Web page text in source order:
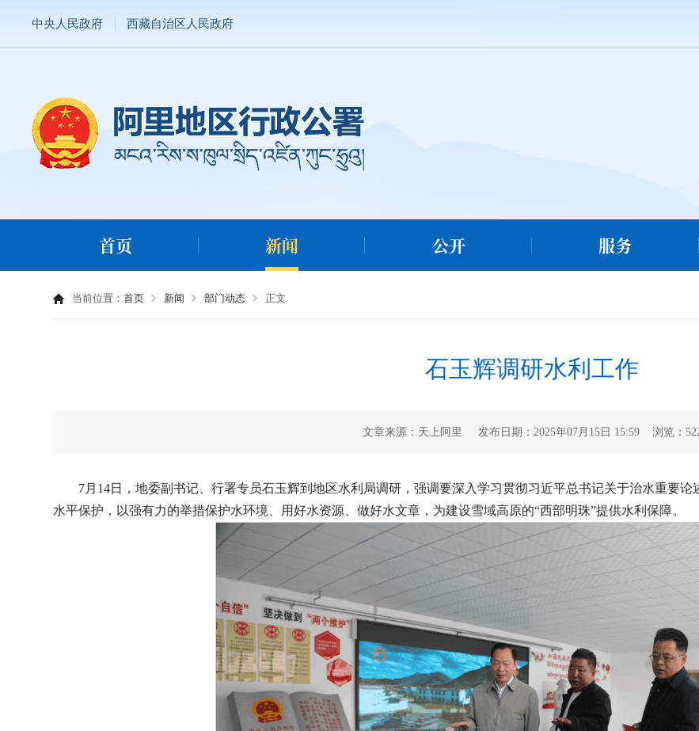
中央人民政府 西藏自治区人民政府
首页 新闻 公开 服务
当前位置：首页 新闻 部门动态 正文
石玉辉调研水利工作
文章来源：天上阿里 发布日期：2025年07月15日 15:59 浏览：
7月14日，地委副书记、行署专员石玉辉到地区水利局调研，强调要深入学习贯彻习近平总书记关于治水重要
水平保护，以强有力的举措保护水环境、用好水资源、做好水文章，为建设雪域高原的“西部明珠”提供水利保障。